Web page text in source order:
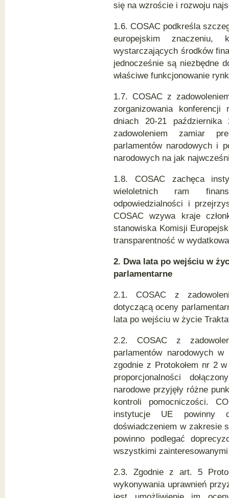
się na wzroście i rozwoju
1.6. COSAC podkreśla
europejskim
wystarczających środków
jednocześnie są niezbędne
właściwe funkcjonowanie
1.7. COSAC z
zorganizowania
dniach 20-21
zadowoleniem zamiar
parlamentów narodowych i
narodowych na jak
1.8. COSAC zachęca
wieloletnich ram
odpowiedzialności i
COSAC wzywa kraje
stanowiska Komisji
transparentność w
2. Dwa lata po wejściu w
parlamentarne
2.1. COSAC z
dotyczącą oceny
lata po wejściu w życie
2.2. COSAC z
parlamentów narodowych
zgodnie z Protokołem nr 2
proporcjonalności
narodowe przyjęły różne
kontroli pomocniczości.
instytucje UE powinny
doświadczeniem w zakresie
powinno podlegać
wszystkimi
2.3. Zgodnie z art. 5
wykonywania uprawnień